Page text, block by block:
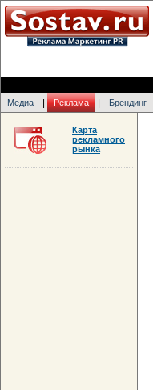
Медиа Реклама Брендинг
Карта
рекламного
рынка